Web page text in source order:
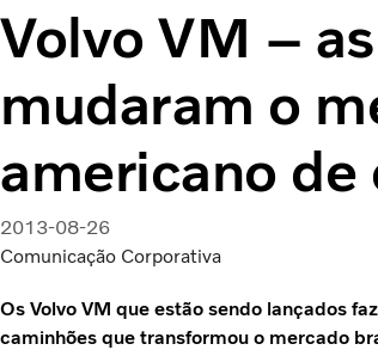
Volvo VM –
mudaram o
americano de
2013-08-26
Comunicação Corporativa
Os Volvo VM que estão sendo lançados
caminhões que transformou o mercado